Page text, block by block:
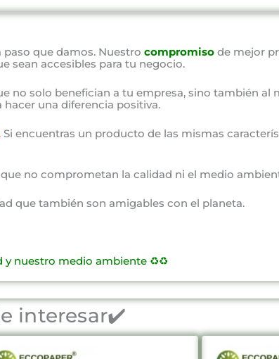
que damos. Nuestro compromiso de mejor
sean accesibles para tu negocio.
no solo benefician a tu empresa, sino también al
una diferencia positiva.
. Si encuentras un producto de las mismas
no comprometan la calidad ni el medio
que también son amigables con el planeta.
y nuestro medio ambiente ♻️♻️
interesar✔️